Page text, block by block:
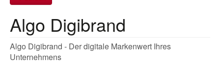
Algo Digibrand
Algo Digibrand - Der digitale Markenwert Ihres
Unternehmens